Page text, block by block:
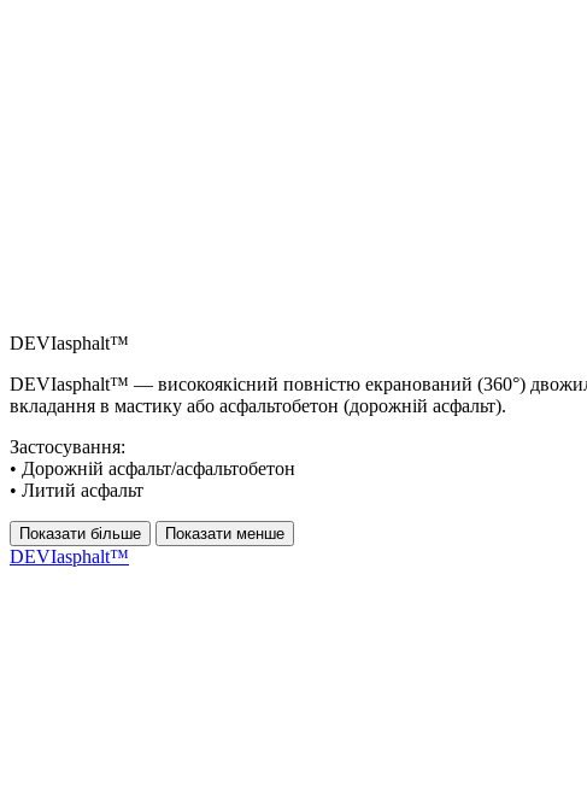
DEVIasphalt™
DEVIasphalt™ — високоякісний повністю екранований (360°)
вкладання в мастику або асфальтобетон (дорожній асфальт).
Застосування:
• Дорожній асфальт/асфальтобетон
• Литий асфальт
Показати більше Показати менше
DEVIasphalt™